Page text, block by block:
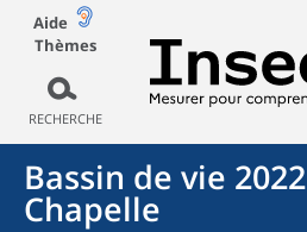
Aide
Thèmes
RECHERCHE
Bassin de vie 2022
Chapelle